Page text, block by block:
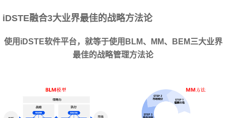
iDSTE融合3大业界最佳的战略方法论
使用iDSTE软件平台，就等于使用BLM、MM、BEM三大业界
最佳的战略管理方法论